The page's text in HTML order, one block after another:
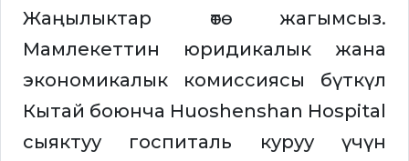
Жаңылыктар өтө жагымсыз.
Мамлекеттин юридикалык жана
экономикалык комиссиясы бүткүл
Кытай боюнча Huoshenshan Hospital
сыяктуу госпиталь куруу үчүн